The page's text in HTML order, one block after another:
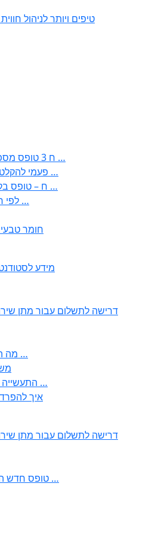
50 טיפים ויותר לניהול
: בקשה לפטור מחובת התקנת מז;quot&ח 3 טופס מספר ים ב עותקים …
) ( פעמי להקלטת יצירות על מוצרים מכניים – טופס בקשה לאישור חד …
) 1998 ( לפי חוק חופש המידע התשנ;quot&ח – טופס בקשה לקבלת …
) 1998 ( לפי חוק חופש המידע התשנ;ח – טופס בקשה לקבלת …
חומר
2350 – מידע
2355 דרישה לתשלום עבור מתן
– לבעלי עסקים ובעולם העבודה EMDR מה הקשר בין חסמים …
–
, התעשייה , פיצויי מס רכוש בגין נזק עקיף לענפי המסחר החקלאות …
!? איך
2355 דרישה לתשלום עבור מתן
2513-2 טופס חדש הצהרה על העברה לחול הפטורה ממס בברכה גק …